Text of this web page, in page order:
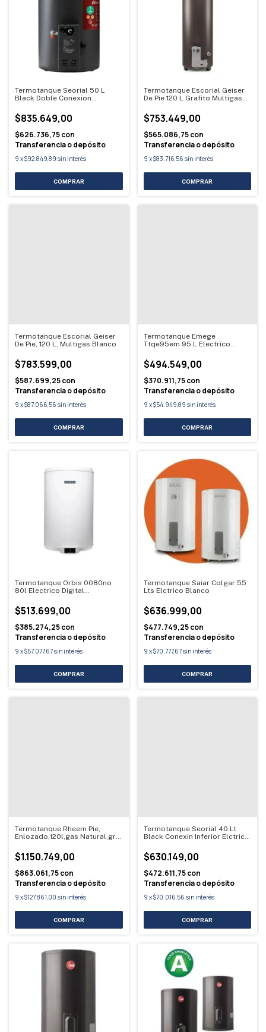
Termotanque Seorial 50 L
Black Doble Conexion
$835.649,00
$626.736,75con
Transferencia o depósito
9 x$92.849,89 sin interés
Termotanque Escorial Geiser
De Pie 120 L Grafito Multigas
$753.449,00
$565.086,75con
Transferencia o depósito
9 x$83.716,56 sin interés
Termotanque Escorial Geiser
De Pie, 120 L, Multigas Blanco
$783.599,00
$587.699,25con
Transferencia o depósito
9 x$87.066,56 sin interés
Termotanque Emege
Ttqe95em 95 L Electrico
$494.549,00
$370.911,75con
Transferencia o depósito
9 x$54.949,89 sin interés
Termotanque Orbis 0080no
80l Electrico Digital
$513.699,00
$385.274,25con
Transferencia o depósito
9 x$57.077,67sin interés
Termotanque Saiar Colgar 55
Lts Elctrico Blanco
$636.999,00
$477.749,25con
Transferencia o depósito
9 x$70.777,67sin interés
Termotanque Rheem Pie,
Enlozado,120l,gas Natural,gris
$1.150.749,00
$863.061,75con
Transferencia o depósito
9 x$127.861,00 sin interés
Termotanque Seorial 40 Lt
Black Conexin Inferior Elctrico
$630.149,00
$472.611,75con
Transferencia o depósito
9 x$70.016,56 sin interés